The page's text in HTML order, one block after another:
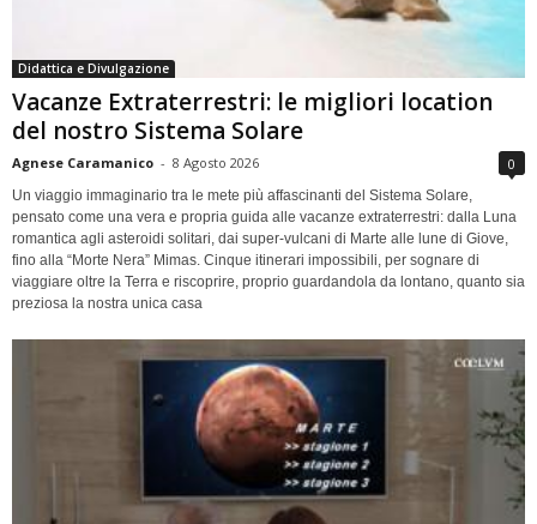
Didattica e Divulgazione
Vacanze Extraterrestri: le migliori location
del nostro Sistema Solare
Agnese Caramanico - 8 Agosto 2026 0
Un viaggio immaginario tra le mete più affascinanti del Sistema Solare,
pensato come una vera e propria guida alle vacanze extraterrestri: dalla Luna
romantica agli asteroidi solitari, dai super-vulcani di Marte alle lune di Giove,
fino alla “Morte Nera” Mimas. Cinque itinerari impossibili, per sognare di
viaggiare oltre la Terra e riscoprire, proprio guardandola da lontano, quanto sia
preziosa la nostra unica casa